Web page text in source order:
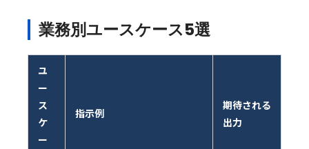
業務別ユースケース5選
ユ
ー
ス
ケ
ー
指示例
期待される
出力